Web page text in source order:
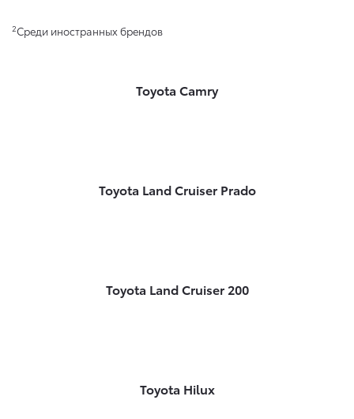
2Среди иностранных брендов
Toyota Camry
Toyota Land Cruiser Prado
Toyota Land Cruiser 200
Toyota Hilux